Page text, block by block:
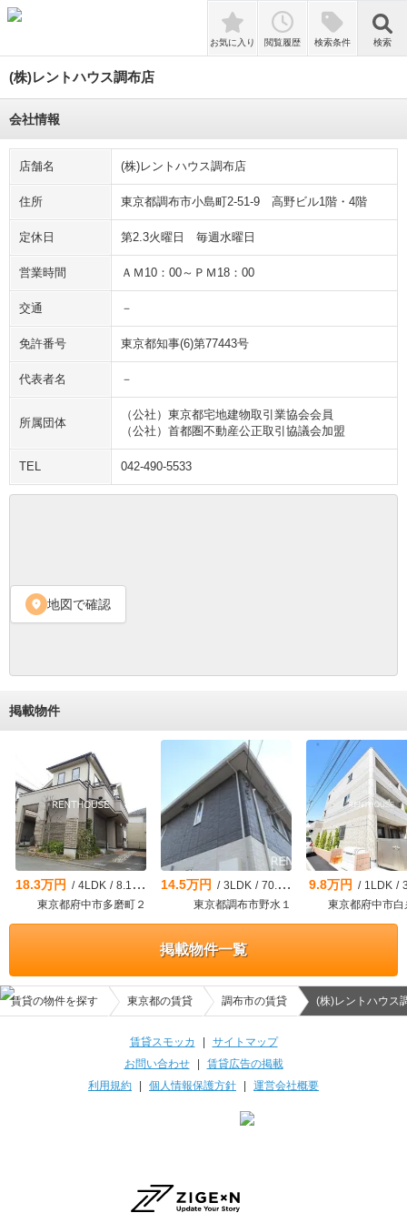
検索
お気に入り 閲覧履歴 検索条件 検索
(株)レントハウス調布店
会社情報
店舗名 (株)レントハウス調布店
住所 東京都調布市小島町2-51-9 高野ビル1階・4階
定休日 第2.3火曜日 毎週水曜日
営業時間 ＡＭ10：00～ＰＭ18：00
交通 －
免許番号 東京都知事(6)第77443号
代表者名 －
所属団体
（公社）東京都宅地建物取引業協会会員
（公社）首都圏不動産公正取引協議会加盟
TEL 042-490-5533
location_on 地図で確認
掲載物件
18.3万円 / 4LDK / 8.16m²
東京都府中市多磨町２
14.5万円 / 3LDK / 70.7m²
東京都調布市野水１
9.8万円 / 1LDK /
東京都府中市白
掲載物件一覧
賃貸の物件を探す 東京都の賃貸 調布市の賃貸 (株)レントハウス
賃貸スモッカ
サイトマップ
お問い合わせ| 賃貸広告の掲載
利用規約
個人情報保護方針 運営会社概要